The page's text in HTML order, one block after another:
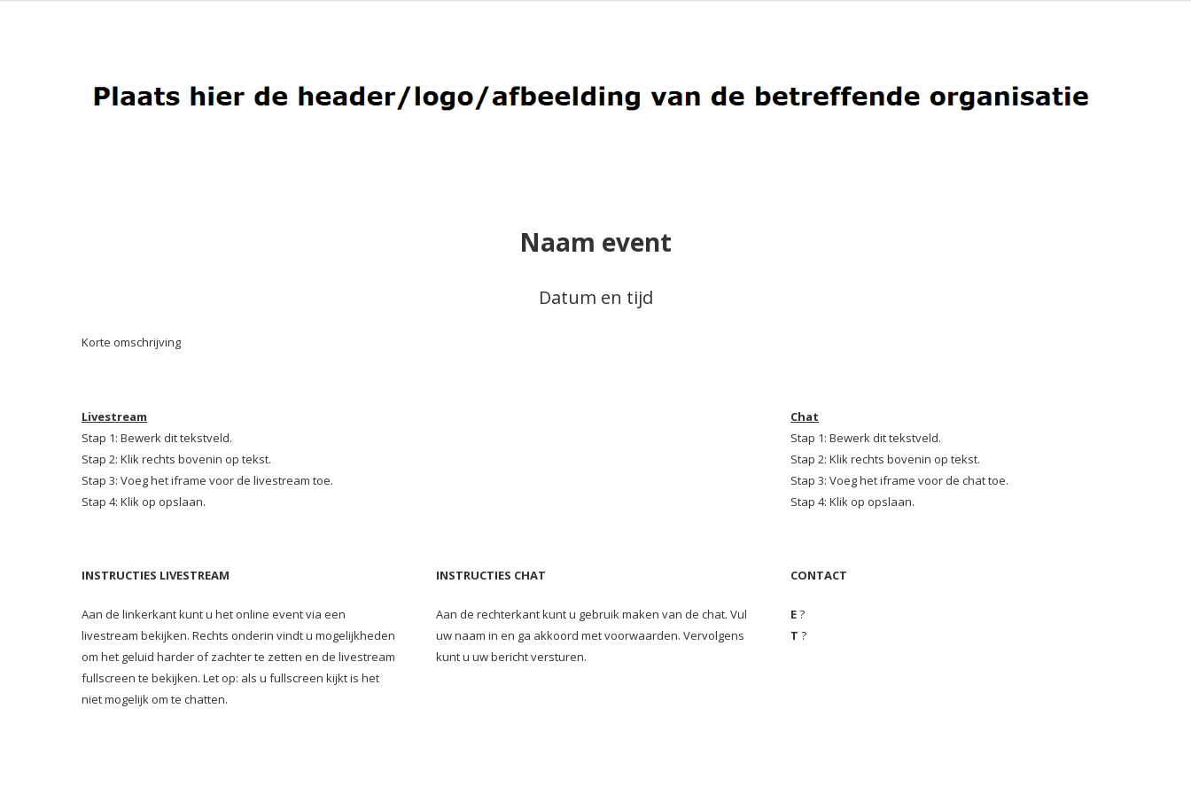
Naam event
Datum en tijd
Korte omschrijving
Livestream
Stap 1: Bewerk dit tekstveld.
Stap 2: Klik rechts bovenin op tekst.
Stap 3: Voeg het iframe voor de livestream toe.
Stap 4: Klik op opslaan.
Chat
Stap 1: Bewerk dit tekstveld.
Stap 2: Klik rechts bovenin op tekst.
Stap 3: Voeg het iframe voor de chat toe.
Stap 4: Klik op opslaan.
INSTRUCTIES LIVESTREAM
Aan de linkerkant kunt u het online event via een
livestream bekijken. Rechts onderin vindt u mogelijkheden
om het geluid harder of zachter te zetten en de livestream
fullscreen te bekijken. Let op: als u fullscreen kijkt is het
niet mogelijk om te chatten.
INSTRUCTIES CHAT
Aan de rechterkant kunt u gebruik maken van de chat. Vul
uw naam in en ga akkoord met voorwaarden. Vervolgens
kunt u uw bericht versturen.
CONTACT
E?
T ?